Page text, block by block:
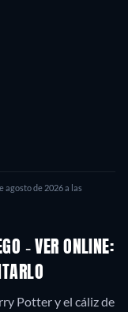
agosto de 2026a las
- VER ONLINE:
Potter y el cáliz de